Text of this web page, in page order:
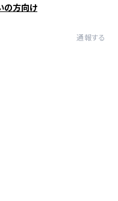
の方向け
通報する